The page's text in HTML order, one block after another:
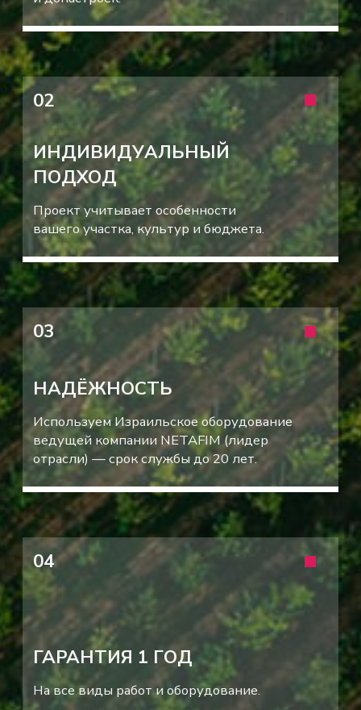
ГАРАНТИЯ РЕЗУЛЬТАТА
УМЕНЬШЕНИЕ ЗАТРАТ
Окупаемость за 1−2
сезона за счет роста
урожайности, экономии
на воде, удобрениях,
и фунгицидах
РАСЧИТАТЬ СТОИМОСТЬ
ПОЛУЧИТЬ КОНСУЛЬТАЦИЮ
Система спроектирована
и смонтирована
профессионалами —
работает с первого дня.
ДОПОЛНИТЕЛЬНЫЕ
УСЛУГИ
Хотя мы специализируемся на
реализации систем капельного орошения
«под ключ», вы можете заказать у
нас отдельные услуги — гибко
подобрать именно те этапы работ,
которые нужны вам в данный момент.